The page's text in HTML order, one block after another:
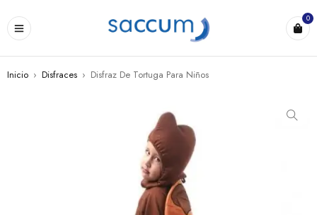
0
Inicio › Disfraces › Disfraz De Tortuga Para Niños